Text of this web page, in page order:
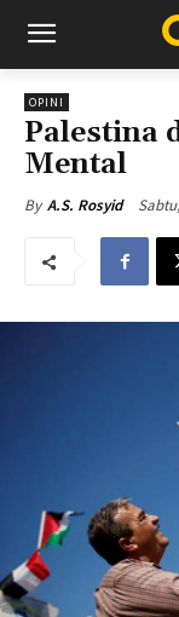
OPINI
Palestina
Mental
By A.S. Rosyid